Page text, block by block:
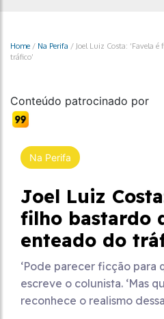
Home / Na Perifa / Joel Luiz Costa: ‘Favela
tráfico’
Conteúdo patrocinado por
Na Perifa
Joel Luiz
filho bastardo
enteado do
‘Pode parecer ficção para
escreve o colunista. ‘Mas
reconhece o realismo